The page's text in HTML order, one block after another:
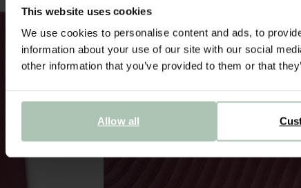
This website uses cookies
We use cookies to personalise content and ads, to
information about your use of our site with our social
other information that you’ve provided to them or that
Allow all